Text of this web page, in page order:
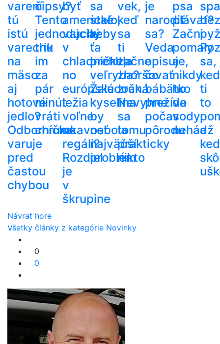
varení
tú
istú
varechu
na
mäso
aj
hotové
jedlo?
Odborníčka
varuje
pred
častou
chybou
čipsy?
Tento
jednoduchý
trik
im
za
pár
minút
vráti
chrumkavosť
byť
americké
vajcia
v
chladničke,
no
európske
ležia
voľne
na
regáli?
Rozdiel
je
v
škrupine
sa
stalo,
keby
ťa
prehltla
veľryba?
Žalúdočná
kyselina
by
nebola
najväčší
problém
vek,
keď
sa
ti
začne
zhoršovať
zrak.
Nevyhne
sa
tomu
prakticky
nikto
je
narodiť
sa?
Veda
opisuje,
čo
bábätko
prežíva
počas
pôrodu
psa
plávať?
Začni
pomaly
a
nikdy
ho
do
vody
nehádž
bez
sa,
ti
to
a
Návrat hore
Všetky články z kategórie Novinky
0
0